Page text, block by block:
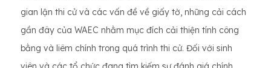
gian lận thi cử và các vấn đề về giấy tờ, những cải cách
gần đây của WAEC nhằm mục đích cải thiện tính công
bằng và liêm chính trong quá trình thi cử. Đối với sinh